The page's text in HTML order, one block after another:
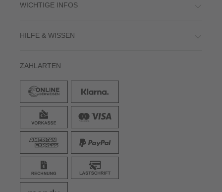
WICHTIGE INFOS
HILFE & WISSEN
ZAHLARTEN